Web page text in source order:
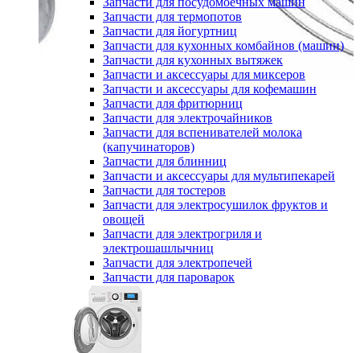
Запчасти для термопотов
Запчасти для йогуртниц
Запчасти для кухонных комбайнов (машин)
Запчасти для кухонных вытяжек
Запчасти и аксессуары для миксеров
Запчасти и аксессуары для кофемашин
Запчасти для фритюрниц
Запчасти для электрочайников
Запчасти для вспенивателей молока
(капучинаторов)
Запчасти для блинниц
Запчасти и аксессуары для мультипекарей
Запчасти для тостеров
Запчасти для электросушилок фруктов и
овощей
Запчасти для электрогриля и
электрошашлычниц
Запчасти для электропечей
Запчасти для пароварок